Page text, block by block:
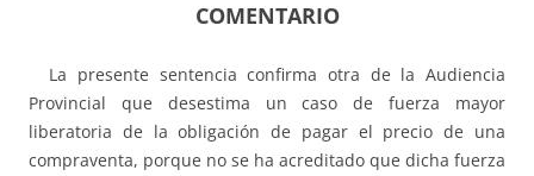
COMENTARIO
La presente sentencia confirma otra de la Audiencia
Provincial que desestima un caso de fuerza mayor
liberatoria de la obligación de pagar el precio de una
compraventa, porque no se ha acreditado que dicha fuerza